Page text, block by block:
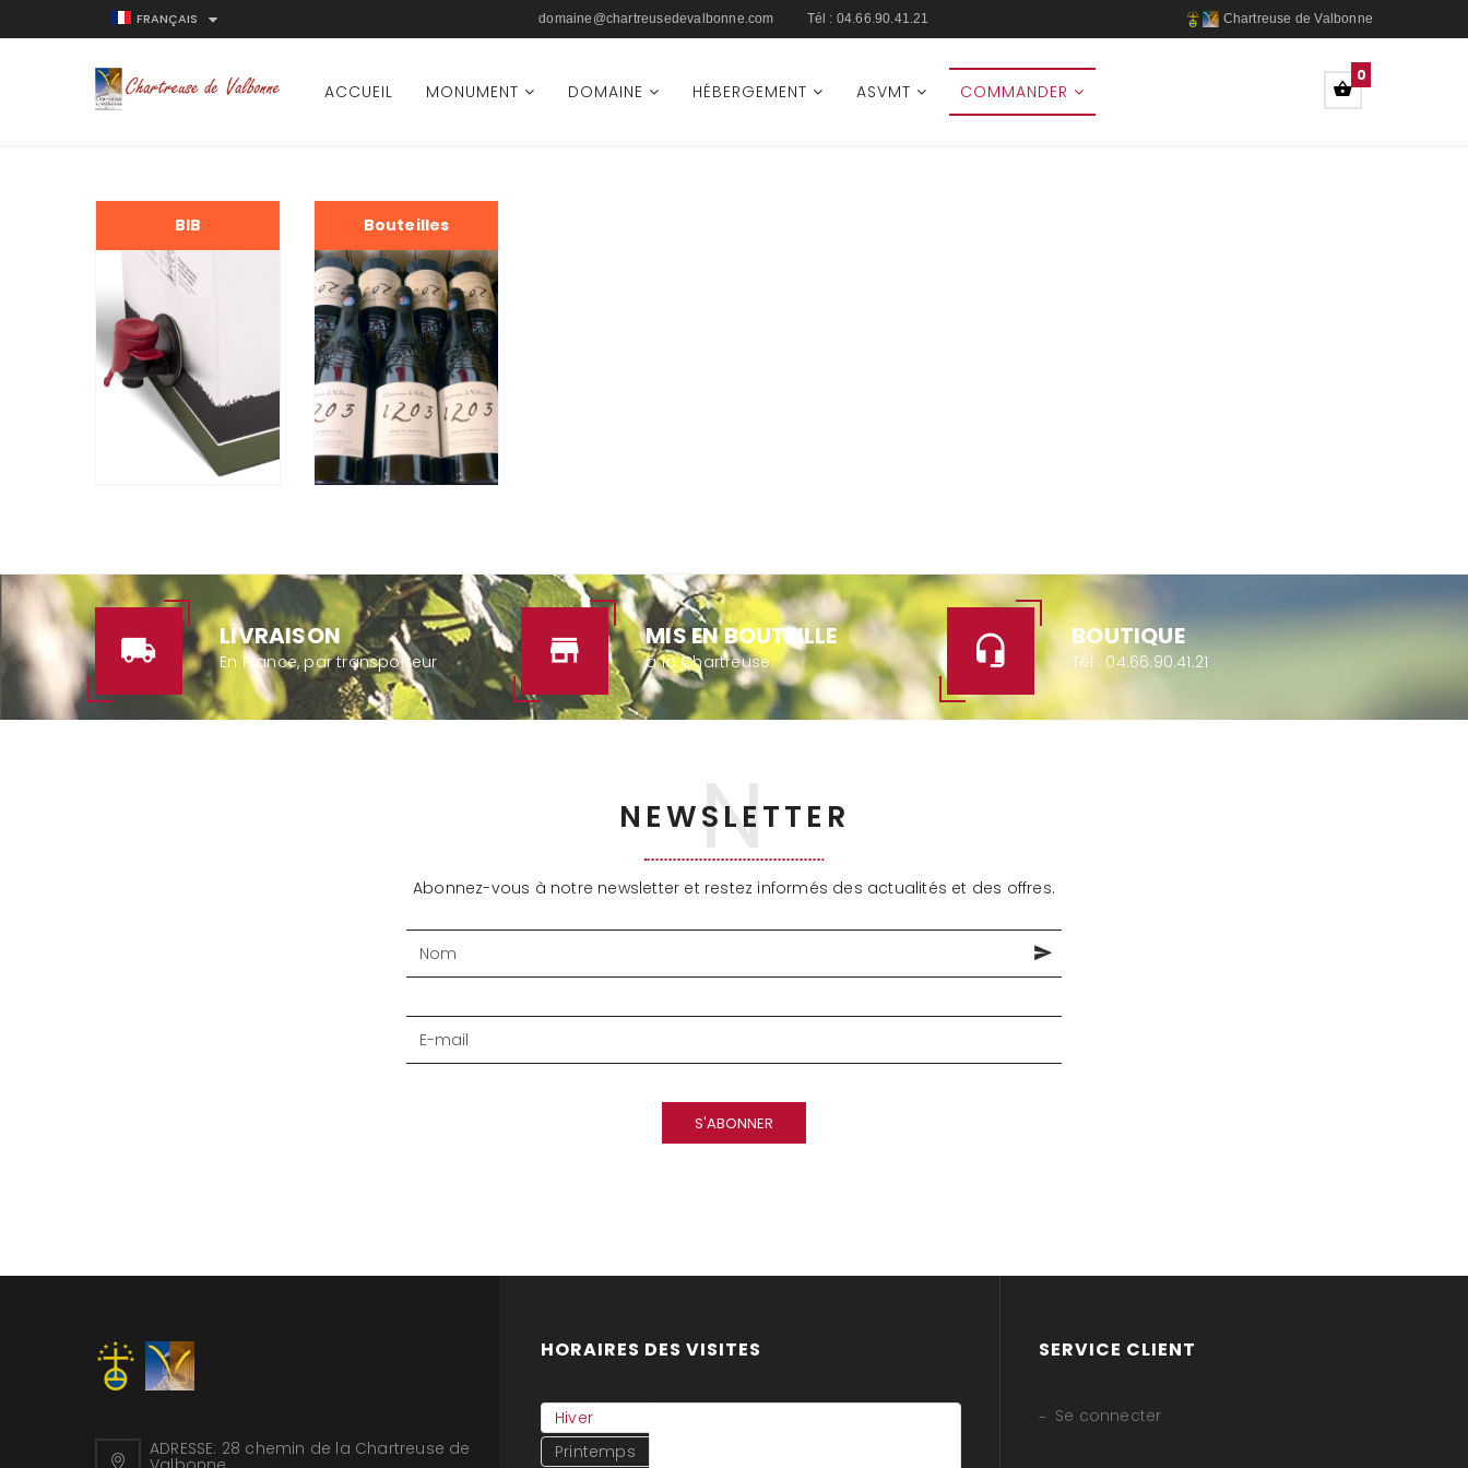
FRANÇAIS domaine@chartreusedevalbonne.com Tél : 04.66.90.41.21 Chartreuse de Valbonne
ACCUEIL MONUMENT DOMAINE HÉBERGEMENT ASVMT COMMANDER
0
BIB Bouteilles
LIVRAISON
En France, par transporteur
MIS EN BOUTEILLE
à la Chartreuse
BOUTIQUE
Tél : 04.66.90.41.21
NEWSLETTER
Abonnez-vous à notre newsletter et restez informés des actualités et des offres.
ADRESSE: 28 chemin de la Chartreuse de
HORAIRES DES VISITES
Hiver
Printemps
SERVICE CLIENT
Se connecter